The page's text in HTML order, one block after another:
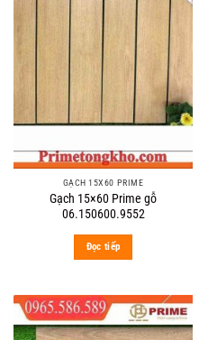
GẠCH 15X60 PRIME
Gạch 15×60 Prime gỗ
06.150600.9552
Đọc tiếp